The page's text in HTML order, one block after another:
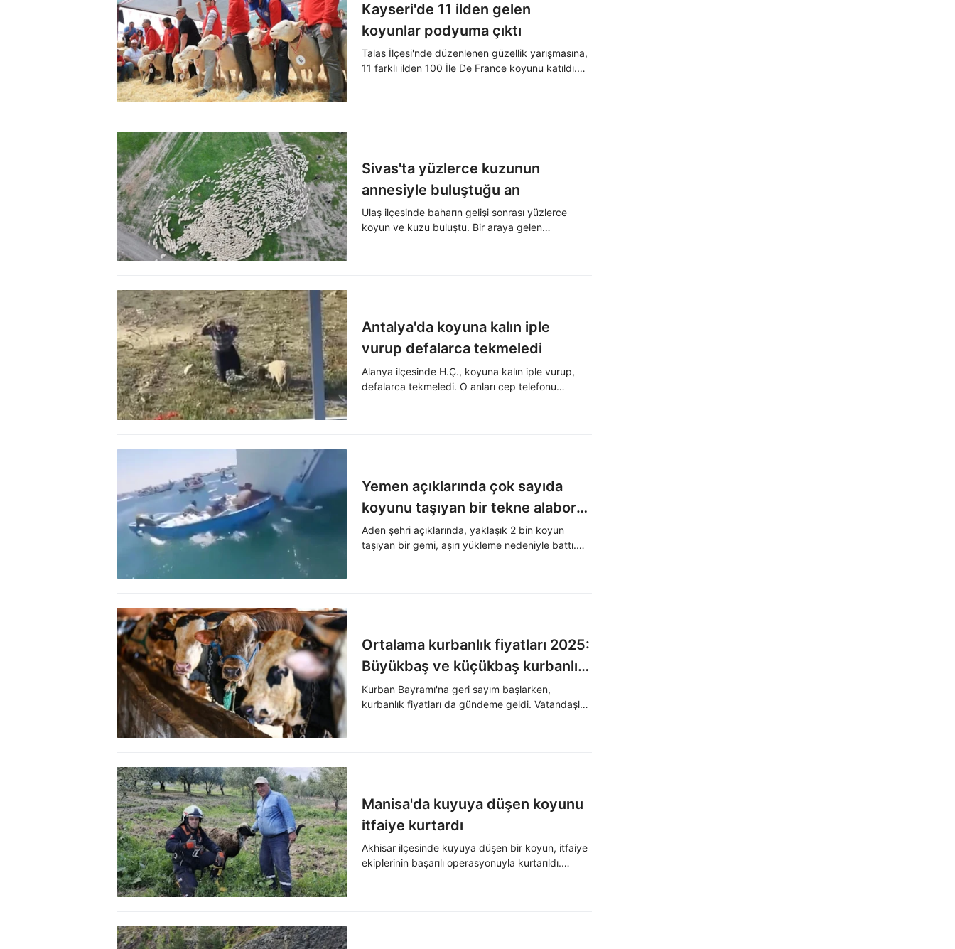
Kayseri'de 11 ilden gelen
koyunlar podyuma çıktı
Talas İlçesi'nde düzenlenen güzellik yarışmasına,
11 farklı ilden 100 İle De France koyunu katıldı.
Sivas'ta yüzlerce kuzunun
annesiyle buluştuğu an
Ulaş ilçesinde baharın gelişi sonrası yüzlerce
koyun ve kuzu buluştu. Bir araya gelen
Antalya'da koyuna kalın iple
vurup defalarca tekmeledi
Alanya ilçesinde H.Ç., koyuna kalın iple vurup,
defalarca tekmeledi. O anları cep telefonu
Yemen açıklarında çok sayıda
koyunu taşıyan bir tekne alabora
oldu
Aden şehri açıklarında, yaklaşık 2 bin koyun
taşıyan bir gemi, aşırı yükleme nedeniyle battı.
Ortalama kurbanlık fiyatları 2025:
Büyükbaş ve küçükbaş kurbanlık
ne kadar, kaç TL?
Kurban Bayramı'na geri sayım başlarken,
kurbanlık fiyatları da gündeme geldi. Vatandaşlar,
Manisa'da kuyuya düşen koyunu
itfaiye kurtardı
Akhisar ilçesinde kuyuya düşen bir koyun, itfaiye
ekiplerinin başarılı operasyonuyla kurtarıldı.